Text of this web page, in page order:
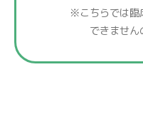
※こちらでは臨
できませ